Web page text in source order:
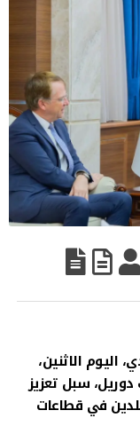
اليوم الاثنين،
سبل تعزيز
في قطاعات